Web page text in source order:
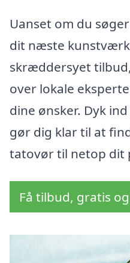
Uanset om du
dit næste
skræddersyet
over lokale
dine ønsker. Dyk
gør dig klar til at
tatovør til netop dit
Få tilbud, gratis